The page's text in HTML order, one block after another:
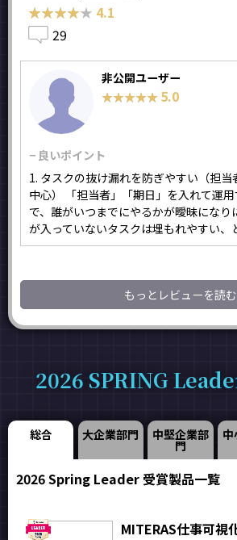
★★★★★
★★★★★ 4.1
29
非公開ユーザー
★★★★★
★★★★★ 5.0
− 良いポイント
1. タスクの抜け漏れを防ぎやすい（担当
中心） 「担当者」「期日」を入れて運
で、誰がいつまでにやるかが曖昧になり
が入っていないタスクは埋もれやすい、
もっとレビューを読む
2026 SPRING
総合 大企業部門 中堅企業部
門
2026 Spring Leader 受賞製品一覧
MITERAS仕事可視